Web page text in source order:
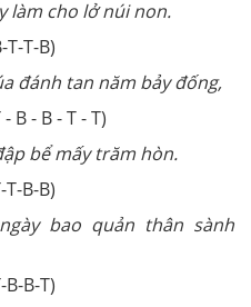
làm cho lở núi non.
T-T-B)
đánh tan năm bảy đống,
B - B - T - T)
bể mấy trăm hòn.
T-B-B)
bao quản thân sành
B-B-T)